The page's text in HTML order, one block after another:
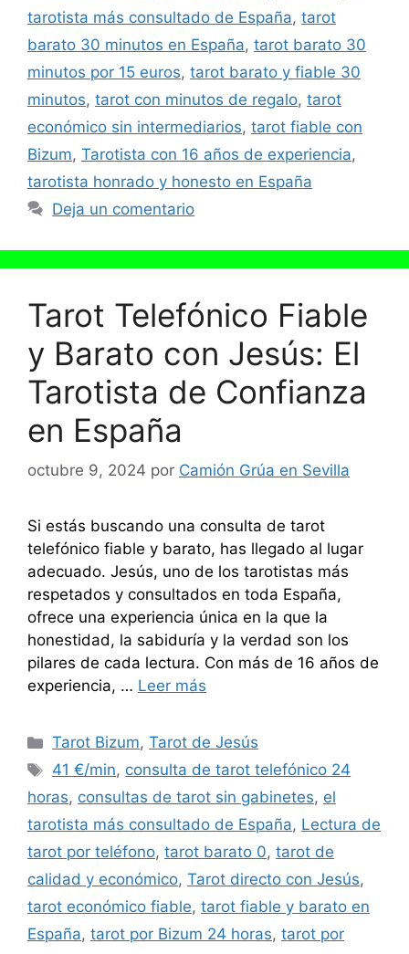
tarotista más consultado de España, tarot
barato 30 minutos en España, tarot barato 30
minutos por 15 euros, tarot barato y fiable 30
minutos, tarot con minutos de regalo, tarot
económico sin intermediarios, tarot fiable con
Bizum, Tarotista con 16 años de experiencia,
tarotista honrado y honesto en España
Deja un comentario
Tarot Telefónico Fiable
y Barato con Jesús: El
Tarotista de Confianza
en España
octubre 9, 2024 por Camión Grúa en Sevilla
Si estás buscando una consulta de tarot
telefónico fiable y barato, has llegado al lugar
adecuado. Jesús, uno de los tarotistas más
respetados y consultados en toda España,
ofrece una experiencia única en la que la
honestidad, la sabiduría y la verdad son los
pilares de cada lectura. Con más de 16 años de
experiencia, … Leer más
Categorías
Tarot Bizum,Tarot de Jesús
Etiquetas
41 €/min, consulta de tarot telefónico 24
horas, consultas de tarot sin gabinetes, el
tarotista más consultado de España, Lectura de
tarot por teléfono, tarot barato 0, tarot de
calidad y económico, Tarot directo con Jesús,
tarot económico fiable, tarot fiable y barato en
España, tarot por Bizum 24 horas, tarot por